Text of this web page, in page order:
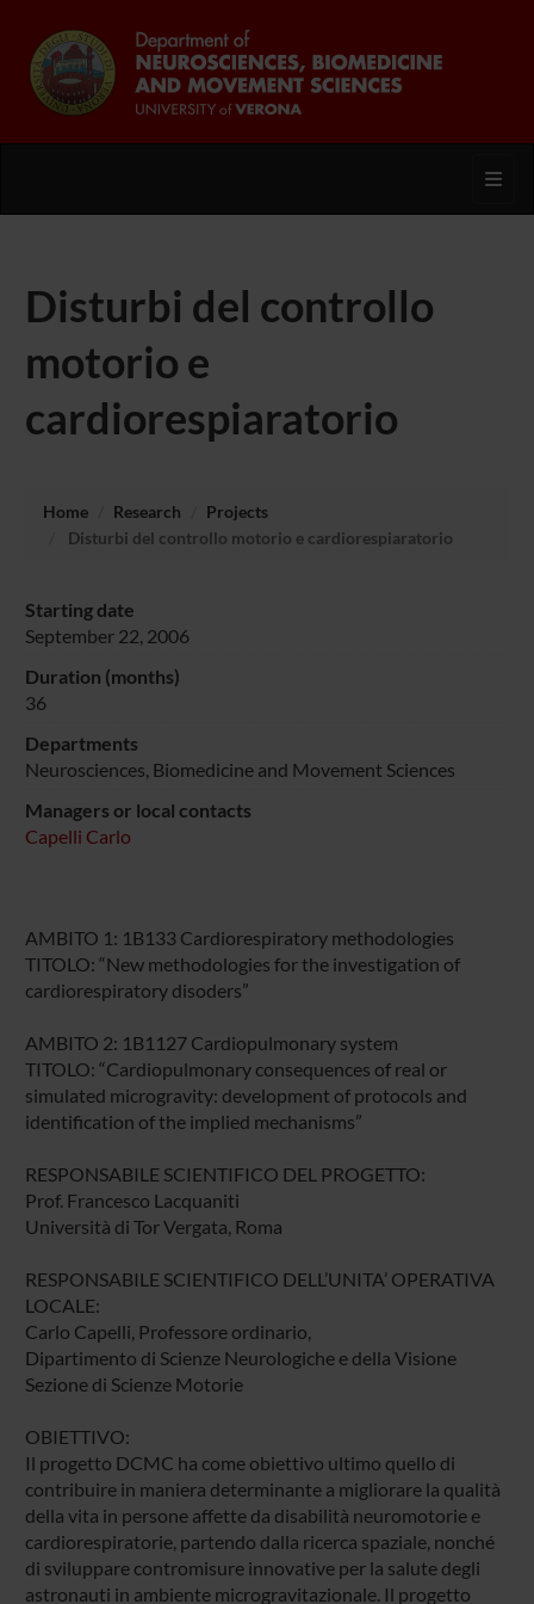
Disturbi del controllo
motorio e
cardiorespiaratorio
Home Research
Projects
Disturbi del controllo motorio e cardiorespiaratorio
Starting date
September 22, 2006
Duration (months)
36
Departments
Neurosciences, Biomedicine and Movement Sciences
Managers or local contacts
Capelli Carlo
AMBITO 1: 1B133 Cardiorespiratory methodologies
TITOLO: “New methodologies for the investigation of
cardiorespiratory disoders”
AMBITO 2: 1B1127 Cardiopulmonary system
TITOLO: “Cardiopulmonary consequences of real or
simulated microgravity: development of protocols and
identification of the implied mechanisms”
RESPONSABILE SCIENTIFICO DEL PROGETTO:
Prof. Francesco Lacquaniti
Università di Tor Vergata, Roma
RESPONSABILE SCIENTIFICO DELL’UNITA’ OPERATIVA
LOCALE:
Carlo Capelli, Professore ordinario,
Dipartimento di Scienze Neurologiche e della Visione
Sezione di Scienze Motorie
OBIETTIVO:
Il progetto DCMC ha come obiettivo ultimo quello di
contribuire in maniera determinante a migliorare la qualità
della vita in persone affette da disabilità neuromotorie e
cardiorespiratorie, partendo dalla ricerca spaziale, nonché
di sviluppare contromisure innovative per la salute degli
astronauti in ambiente microgravitazionale. Il progetto